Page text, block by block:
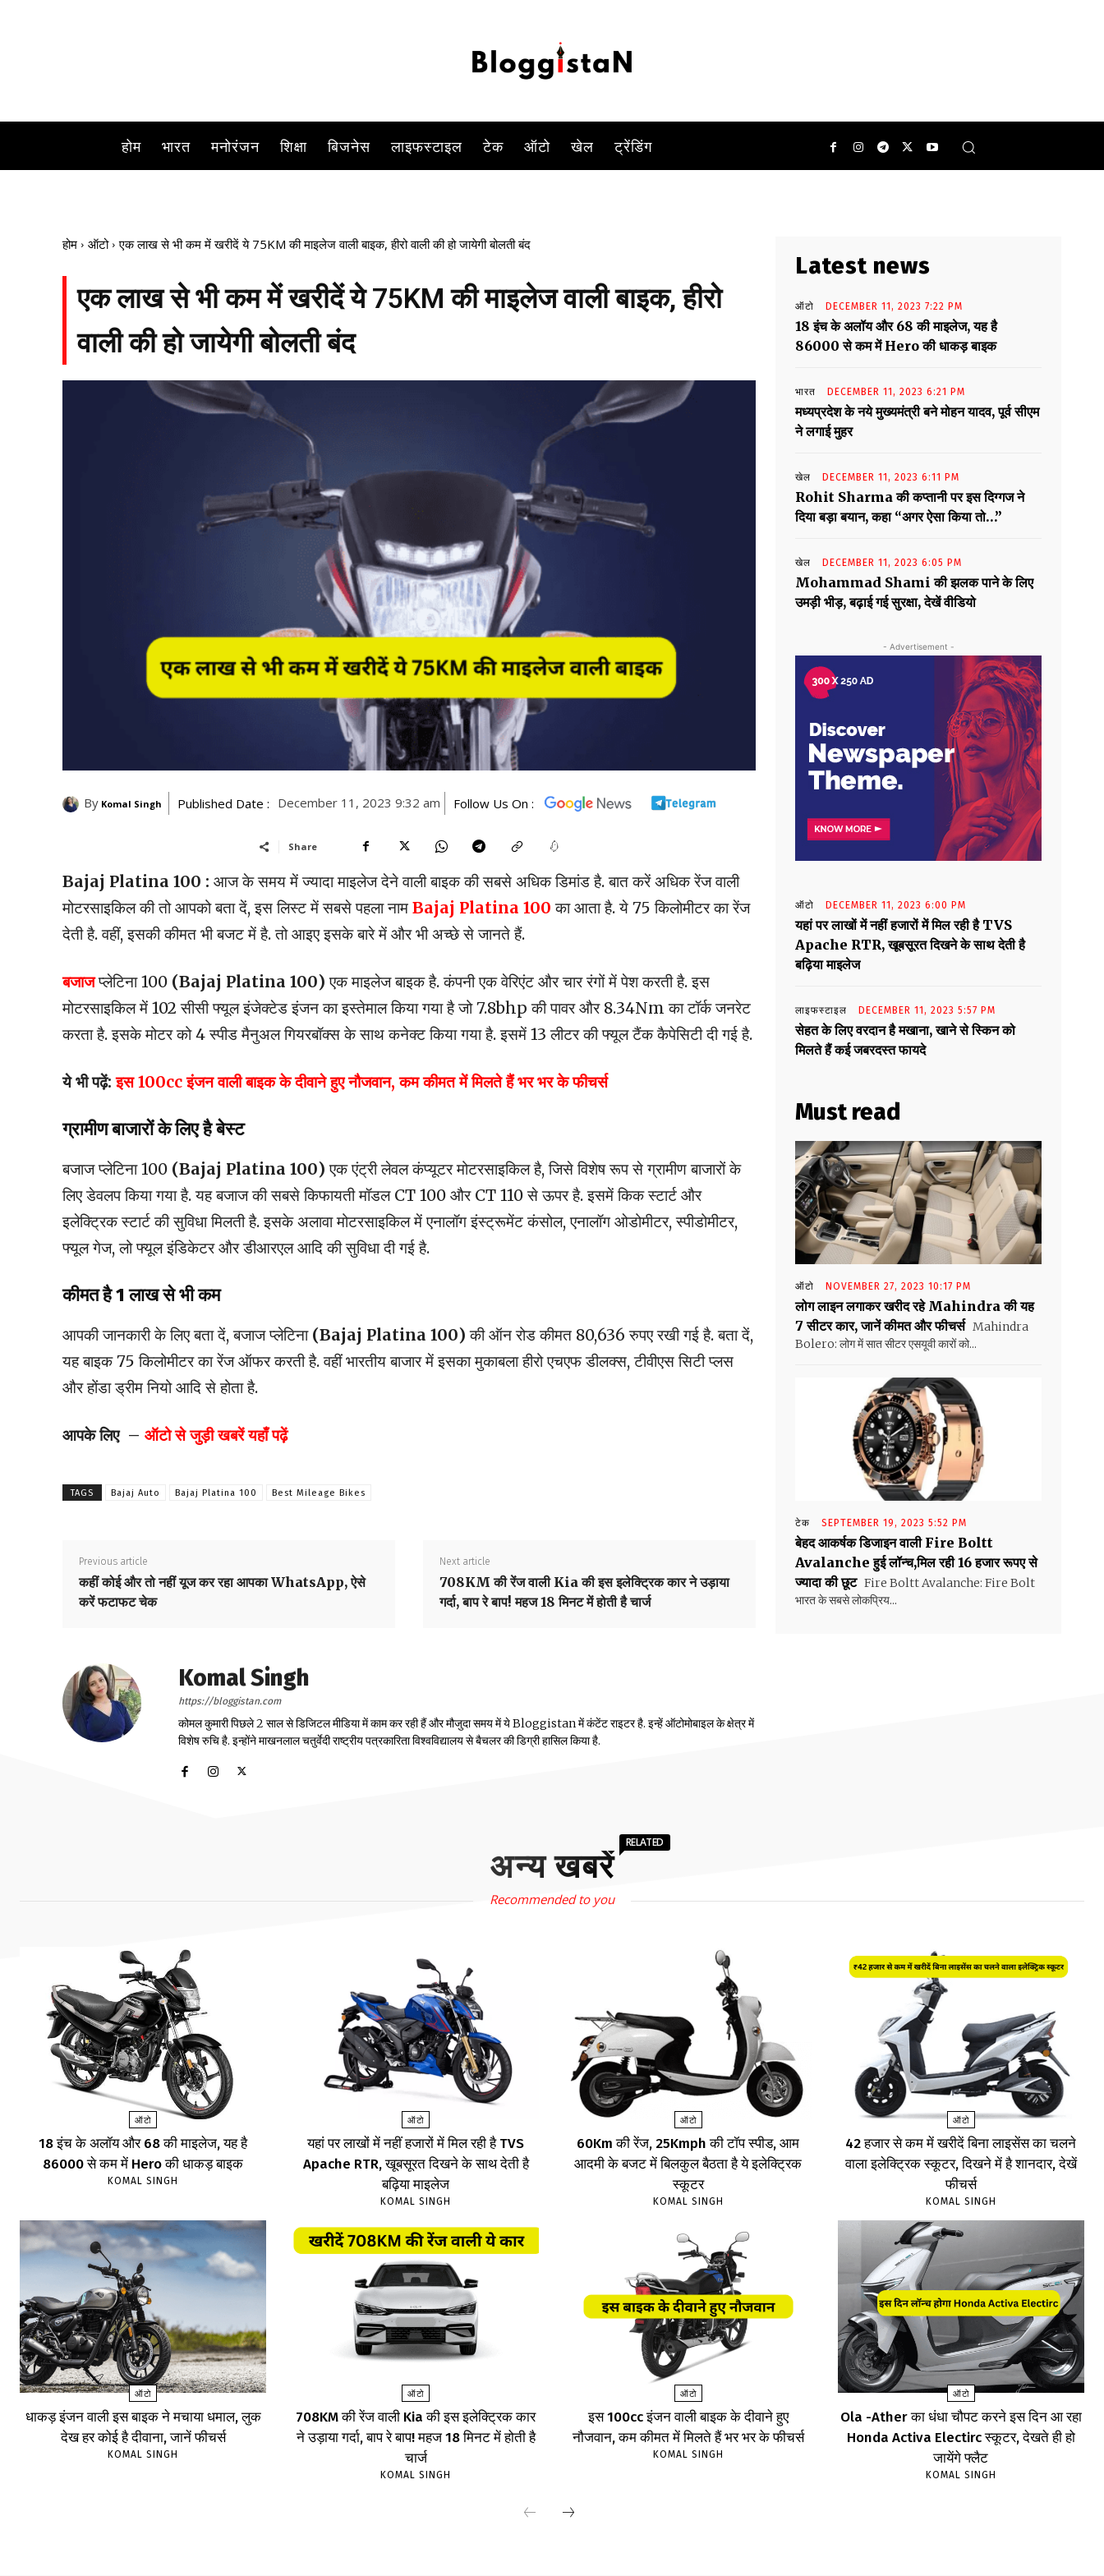
होम भारत मनोरंजन शिक्षा बिजनेस लाइफस्टाइल टेक ऑटो खेल ट्रेंडिंग
होम ऑटो एक लाख से भी कम में खरीदें ये 75KM की माइलेज वाली बाइक, हीरो वाली की हो जायेगी बोलती बंद
एक लाख से भी कम में खरीदें ये 75KM की माइलेज वाली बाइक, हीरो
वाली की हो जायेगी बोलती बंद
By Komal Singh Published Date : December 11, 2023 9:32 am Follow Us On :
Share
Bajaj Platina 100 : आज के समय में ज्यादा माइलेज देने वाली बाइक की सबसे अधिक डिमांड है. बात करें अधिक रेंज वाली
मोटरसाइकिल की तो आपको बता दें, इस लिस्ट में सबसे पहला नाम Bajaj Platina 100 का आता है. ये 75 किलोमीटर का रेंज
देती है. वहीं, इसकी कीमत भी बजट में है. तो आइए इसके बारे में और भी अच्छे से जानते हैं.
बजाजप्लेटिना 100 (Bajaj Platina 100) एक माइलेज बाइक है. कंपनी एक वेरिएंट और चार रंगों में पेश करती है. इस
मोटरसाइकिल में 102 सीसी फ्यूल इंजेक्टेड इंजन का इस्तेमाल किया गया है जो 7.8bhp की पावर और 8.34Nm का टॉर्क जनरेट
करता है. इसके मोटर को 4 स्पीड मैनुअल गियरबॉक्स के साथ कनेक्ट किया गया है. इसमें 13 लीटर की फ्यूल टैंक कैपेसिटी दी गई है.
ये भी पढ़ें: इस 100cc इंजन वाली बाइक के दीवाने हुए नौजवान, कम कीमत में मिलते हैं भर भर के फीचर्स
ग्रामीण बाजारों के लिए है बेस्ट
बजाज प्लेटिना 100 (Bajaj Platina 100) एक एंट्री लेवल कंप्यूटर मोटरसाइकिल है, जिसे विशेष रूप से ग्रामीण बाजारों के
लिए डेवलप किया गया है. यह बजाज की सबसे किफायती मॉडल CT 100 और CT 110 से ऊपर है. इसमें किक स्टार्ट और
इलेक्ट्रिक स्टार्ट की सुविधा मिलती है. इसके अलावा मोटरसाइकिल में एनालॉग इंस्ट्रूमेंट कंसोल, एनालॉग ओडोमीटर, स्पीडोमीटर,
फ्यूल गेज, लो फ्यूल इंडिकेटर और डीआरएल आदि की सुविधा दी गई है.
कीमत है 1 लाख से भी कम
आपकी जानकारी के लिए बता दें, बजाज प्लेटिना (Bajaj Platina 100) की ऑन रोड कीमत 80,636 रुपए रखी गई है. बता दें,
यह बाइक 75 किलोमीटर का रेंज ऑफर करती है. वहीं भारतीय बाजार में इसका मुकाबला हीरो एचएफ डीलक्स, टीवीएस सिटी प्लस
और होंडा ड्रीम नियो आदि से होता है.
आपके लिए – ऑटो से जुड़ी खबरें यहाँ पढ़ें
TAGS Bajaj Auto Bajaj Platina 100 Best Mileage Bikes
Previous article
कहीं कोई और तो नहीं यूज कर रहा आपका WhatsApp, ऐसे
करें फटाफट चेक
Next article
708KM की रेंज वाली Kia की इस इलेक्ट्रिक कार ने उड़ाया
गर्दा, बाप रे बाप! महज 18 मिनट में होती है चार्ज
Komal Singh
https://bloggistan.com
कोमल कुमारी पिछले 2 साल से डिजिटल मीडिया में काम कर रही हैं और मौजुदा समय में ये Bloggistan में कंटेंट राइटर है. इन्हें ऑटोमोबाइल के क्षेत्र में
विशेष रुचि है. इन्होंने माखनलाल चतुर्वेदी राष्ट्रीय पत्रकारिता विश्वविद्यालय से बैचलर की डिग्री हासिल किया है.
Latest news
ऑटो DECEMBER 11, 2023 7:22 PM
18 इंच के अलॉय और 68 की माइलेज, यह है
86000 से कम में Hero की धाकड़ बाइक
भारत DECEMBER 11, 2023 6:21 PM
मध्यप्रदेश के नये मुख्यमंत्री बने मोहन यादव, पूर्व सीएम
ने लगाई मुहर
खेल DECEMBER 11, 2023 6:11 PM
Rohit Sharma की कप्तानी पर इस दिग्गज ने
दिया बड़ा बयान, कहा “अगर ऐसा किया तो…”
खेल DECEMBER 11, 2023 6:05 PM
Mohammad Shami की झलक पाने के लिए
उमड़ी भीड़, बढ़ाई गई सुरक्षा, देखें वीडियो
- Advertisement -
ऑटो DECEMBER 11, 2023 6:00 PM
यहां पर लाखों में नहीं हजारों में मिल रही है TVS
Apache RTR, खूबसूरत दिखने के साथ देती है
बढ़िया माइलेज
लाइफस्टाइल DECEMBER 11, 2023 5:57 PM
सेहत के लिए वरदान है मखाना, खाने से स्किन को
मिलते हैं कई जबरदस्त फायदे
Must read
ऑटो NOVEMBER 27, 2023 10:17 PM
लोग लाइन लगाकर खरीद रहे Mahindra की यह
7 सीटर कार, जानें कीमत और फीचर्स Mahindra
Bolero: लोग में सात सीटर एसयूवी कारों को...
टेक SEPTEMBER 19, 2023 5:52 PM
बेहद आकर्षक डिजाइन वाली Fire Boltt
Avalanche हुई लॉन्च,मिल रही 16 हजार रूपए से
ज्यादा की छूट Fire Boltt Avalanche: Fire Bolt
भारत के सबसे लोकप्रिय...
अन्य खबरें
RELATED
Recommended to you
ऑटो
18 इंच के अलॉय और 68 की माइलेज, यह है
86000 से कम में Hero की धाकड़ बाइक
KOMAL SINGH
ऑटो
यहां पर लाखों में नहीं हजारों में मिल रही है TVS
Apache RTR, खूबसूरत दिखने के साथ देती है
बढ़िया माइलेज
KOMAL SINGH
ऑटो
60Km की रेंज, 25Kmph की टॉप स्पीड, आम
आदमी के बजट में बिलकुल बैठता है ये इलेक्ट्रिक
स्कूटर
KOMAL SINGH
ऑटो
₹42 हजार से कम में खरीदें बिना लाइसेंस का चलने
वाला इलेक्ट्रिक स्कूटर, दिखने में है शानदार, देखें
फीचर्स
KOMAL SINGH
ऑटो
धाकड़ इंजन वाली इस बाइक ने मचाया धमाल, लुक
देख हर कोई है दीवाना, जानें फीचर्स
KOMAL SINGH
ऑटो
708KM की रेंज वाली Kia की इस इलेक्ट्रिक कार
ने उड़ाया गर्दा, बाप रे बाप! महज 18 मिनट में होती है
चार्ज
KOMAL SINGH
ऑटो
इस 100cc इंजन वाली बाइक के दीवाने हुए
नौजवान, कम कीमत में मिलते हैं भर भर के फीचर्स
KOMAL SINGH
ऑटो
Ola -Ather का धंधा चौपट करने इस दिन आ रहा
Honda Activa Electirc स्कूटर, देखते ही हो
जायेंगे फ्लैट
KOMAL SINGH